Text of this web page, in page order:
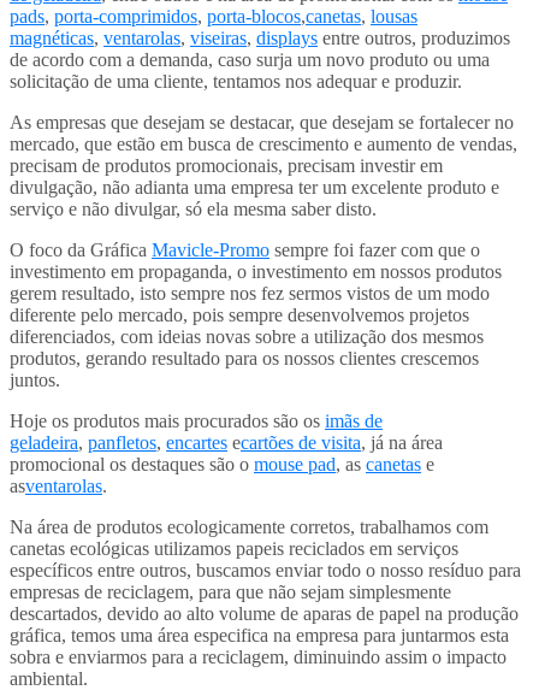
pads, porta-comprimidos, porta-blocos,canetas, lousas
magnéticas, ventarolas, viseiras, displays entre outros, produzimos
de acordo com a demanda, caso surja um novo produto ou uma
solicitação de uma cliente, tentamos nos adequar e produzir.
As empresas que desejam se destacar, que desejam se fortalecer no
mercado, que estão em busca de crescimento e aumento de vendas,
precisam de produtos promocionais, precisam investir em
divulgação, não adianta uma empresa ter um excelente produto e
serviço e não divulgar, só ela mesma saber disto.
O foco da Gráfica Mavicle-Promo sempre foi fazer com que o
investimento em propaganda, o investimento em nossos produtos
gerem resultado, isto sempre nos fez sermos vistos de um modo
diferente pelo mercado, pois sempre desenvolvemos projetos
diferenciados, com ideias novas sobre a utilização dos mesmos
produtos, gerando resultado para os nossos clientes crescemos
juntos.
Hoje os produtos mais procurados são os imãs de
geladeira, panfletos, encartes ecartões de visita, já na área
promocional os destaques são o mouse pad, as canetas e
asventarolas.
Na área de produtos ecologicamente corretos, trabalhamos com
canetas ecológicas utilizamos papeis reciclados em serviços
específicos entre outros, buscamos enviar todo o nosso resíduo para
empresas de reciclagem, para que não sejam simplesmente
descartados, devido ao alto volume de aparas de papel na produção
gráfica, temos uma área especifica na empresa para juntarmos esta
sobra e enviarmos para a reciclagem, diminuindo assim o impacto
ambiental.